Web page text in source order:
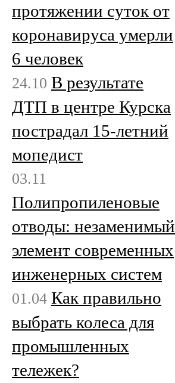
протяжении суток от
коронавируса умерли
6 человек
24.10 В результате
ДТП в центре Курска
пострадал 15-летний
мопедист
03.11
Полипропиленовые
отводы: незаменимый
элемент современных
инженерных систем
01.04 Как правильно
выбрать колеса для
промышленных
тележек?